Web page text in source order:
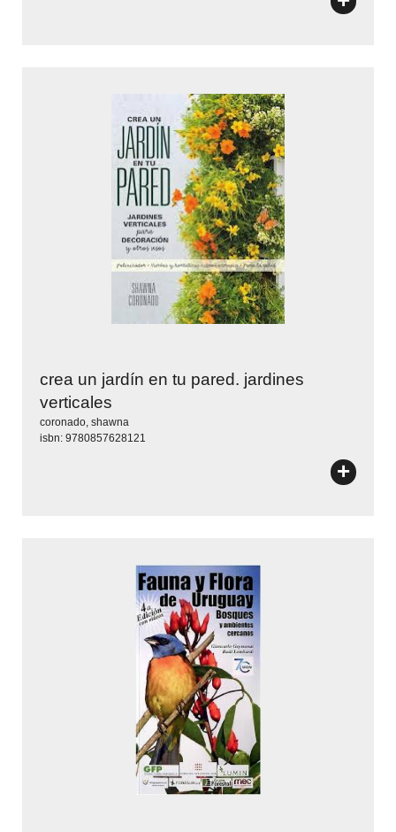
crea un jardín en tu pared. jardines
verticales
coronado, shawna
isbn: 9780857628121
+